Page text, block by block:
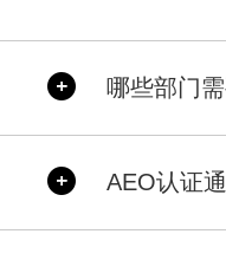
哪些部门
AEO认证